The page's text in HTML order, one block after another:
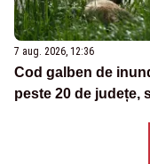
7 aug. 2026, 12:36
Cod galben de
peste 20 de județe,